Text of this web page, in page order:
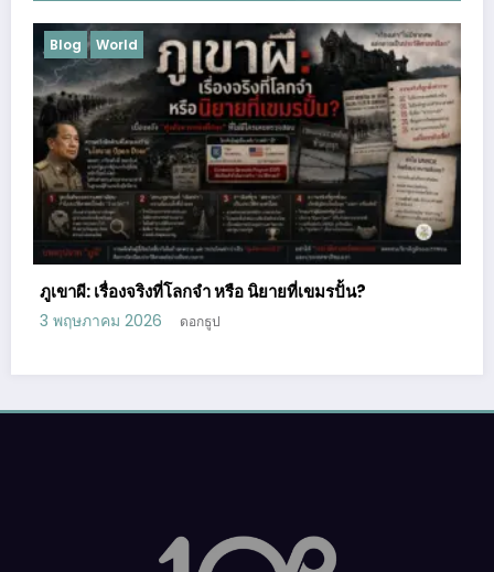
Blog Business Lifestyle Podcast
Uncategorized
การศึกษา
เมื่อกุ้งมังกรหลุดจากตู้: ชายผู้หมดไฟ สู่ผู้สร้าง AI Agent ที่
กำลังเปลี่ยนโลกการทำงานไปตลอดกาล